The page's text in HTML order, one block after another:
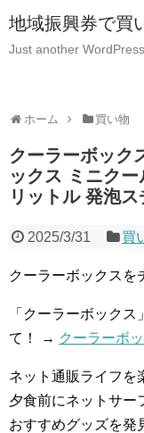
地域振興券で買
Just another
ホーム 買い物
クーラーボック
ックス ミニク
リットル 発泡
2025/3/31 買
クーラーボックスを
「クーラーボック
て！ → クーラーボ
ネット通販ライフを
夕食前にネットサー
おすすめグッズを発